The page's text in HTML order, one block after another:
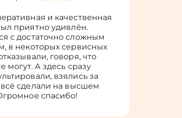
и качественная
приятно удивлён.
с достаточно сложным
в некоторых сервисных
говоря, что
могут. А здесь сразу
взялись за
сделали на высшем
спасибо!